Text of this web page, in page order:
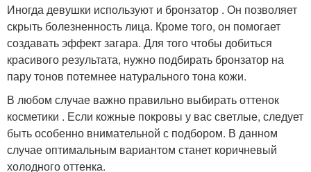
Иногда девушки используют и бронзатор . Он позволяет
скрыть болезненность лица. Кроме того, он помогает
создавать эффект загара. Для того чтобы добиться
красивого результата, нужно подбирать бронзатор на
пару тонов потемнее натурального тона кожи.
В любом случае важно правильно выбирать оттенок
косметики . Если кожные покровы у вас светлые, следует
быть особенно внимательной с подбором. В данном
случае оптимальным вариантом станет коричневый
холодного оттенка.